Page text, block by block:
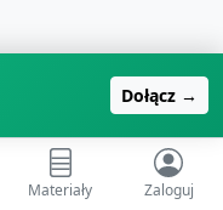
Dołącz →
Materiały Zaloguj